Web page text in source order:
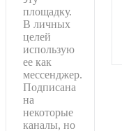
площадку.
В личных
целей
использую
ее как
мессенджер.
Подписана
на
некоторые
каналы, но